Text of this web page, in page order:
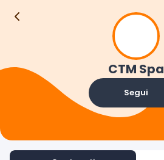
CTM Spa
Segui